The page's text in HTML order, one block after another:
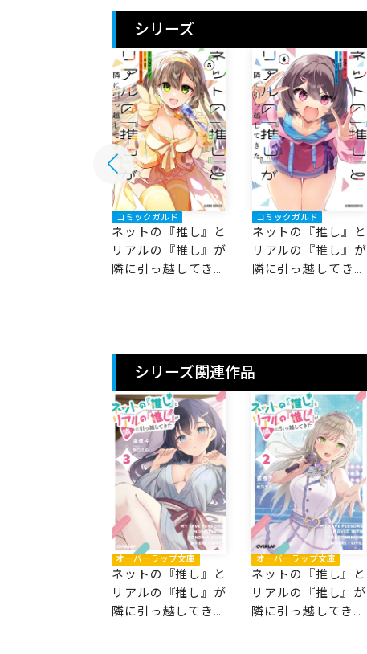
シリーズ
コミックガルド
ネットの『推し』と
リアルの『推し』が
隣に引っ越してきた
コミックガルド
ネットの『推し』と
リアルの『推し』が
隣に引っ越してきた
シリーズ関連作品
オーバーラップ文庫
ネットの『推し』と
リアルの『推し』が
隣に引っ越してきた
オーバーラップ文庫
ネットの『推し』と
リアルの『推し』が
隣に引っ越してきた